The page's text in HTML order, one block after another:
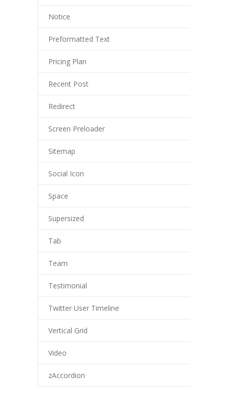
Notice
Preformatted Text
Pricing Plan
Recent Post
Redirect
Screen Preloader
Sitemap
Social Icon
Space
Supersized
Tab
Team
Testimonial
Twitter User Timeline
Vertical Grid
Video
zAccordion